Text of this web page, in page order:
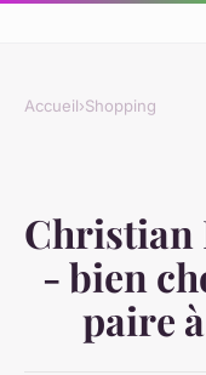
Accueil›Shopping
Christian
- bien
paire